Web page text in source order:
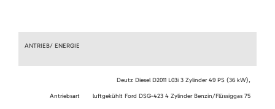
ANTRIEB/ ENERGIE
Antriebsart
Deutz Diesel D2011 L03i 3 Zylinder 49 PS (36 kW),
luftgekühlt Ford DSG-423 4 Zylinder Benzin/Flüssiggas 75